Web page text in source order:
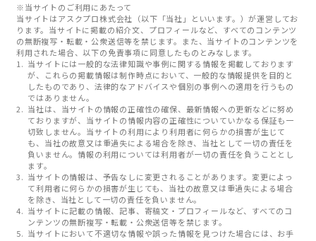
※当サイトのご利用にあたって
当サイトはアスクプロ株式会社（以下「当社」といいます。）が運営してお
ります。当サイトに掲載の紹介文、プロフィールなど、すべてのコンテンツ
の無断複写・転載・公衆送信等を禁じます。また、当サイトのコンテンツを
利用された場合、以下の免責事項に同意したものとみなします。
当サイトには一般的な法律知識や事例に関する情報を掲載しております
が、これらの掲載情報は制作時点において、一般的な情報提供を目的と
したものであり、法律的なアドバイスや個別の事例への適用を行うもの
ではありません。
当社は、当サイトの情報の正確性の確保、最新情報への更新などに努め
ておりますが、当サイトの情報内容の正確性についていかなる保証も一
切致しません。当サイトの利用により利用者に何らかの損害が生じて
も、当社の故意又は重過失による場合を除き、当社として一切の責任を
負いません。情報の利用については利用者が一切の責任を負うこととし
ます。
当サイトの情報は、予告なしに変更されることがあります。変更によっ
て利用者に何らかの損害が生じても、当社の故意又は重過失による場合
を除き、当社として一切の責任を負いません。
当サイトに記載の情報、記事、寄稿文・プロフィールなど、すべてのコ
ンテンツの無断複写・転載・公衆送信等を禁じます。
当サイトにおいて不適切な情報や誤った情報を見つけた場合には、お手